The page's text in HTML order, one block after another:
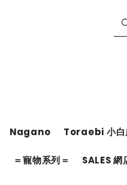
Nagano Toraebi 小白
＝寵物系列＝ SALES 網